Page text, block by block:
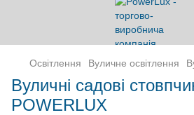
Освітлення Вуличне освітлення
Вуличні садові
POWERLUX